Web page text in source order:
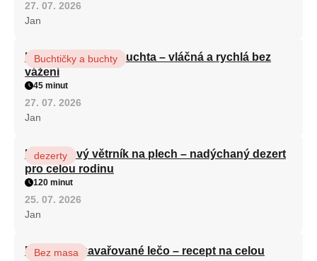
27. 07. 2026
Jan
Hrnková maková buchta – vláčná a rychlá bez
vážení
Buchtičky a buchty
45 minut
27. 07. 2026
Jan
Karamelový větrník na plech – nadýchaný dezert
pro celou rodinu
dezerty
120 minut
25. 07. 2026
Jan
Babiččino zavařované lečo – recept na celou
Bez masa